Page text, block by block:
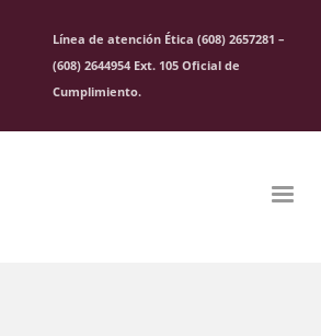
Línea de atención Ética (608) 2657281 –
(608) 2644954 Ext. 105 Oficial de
Cumplimiento.